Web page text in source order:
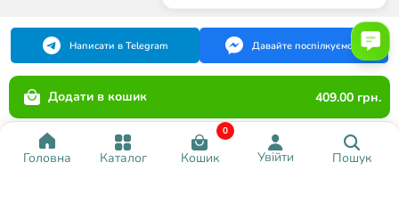
Головна Каталог Кошик
0
Увійти Пошук
Додати в кошик 409.00 грн.
Написати в Telegram Давайте поспілкуємося